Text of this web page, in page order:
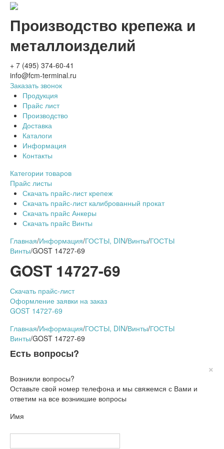
Производство крепежа и
металлоизделий
+ 7 (495) 374-60-41
info@fcm-terminal.ru
Заказать звонок
Продукция
Прайс лист
Производство
Доставка
Каталоги
Информация
Контакты
Категории товаров
Прайс листы
Скачать прайс-лист крепеж
Скачать прайс-лист калиброванный прокат
Скачать прайс Анкеры
Скачать прайс Винты
Главная/Информация/ГОСТЫ, DIN/Винты/ГОСТЫ
Винты/GOST 14727-69
GOST 14727-69
Скачать прайс-лист
Оформление заявки на заказ
GOST 14727-69
Главная/Информация/ГОСТЫ, DIN/Винты/ГОСТЫ
Винты/GOST 14727-69
Есть вопросы?
×
Возникли вопросы?
Оставьте свой номер телефона и мы свяжемся с Вами и
ответим на все возникшие вопросы
Имя